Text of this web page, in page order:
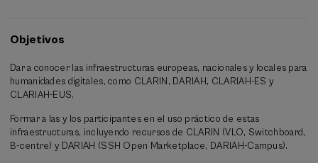
Objetivos
Dar a conocer las infraestructuras europeas, nacionales y locales para
humanidades digitales, como CLARIN, DARIAH, CLARIAH-ES y
CLARIAH-EUS.
Formar a las y los participantes en el uso práctico de estas
infraestructuras, incluyendo recursos de CLARIN (VLO, Switchboard,
B-centre) y DARIAH (SSH Open Marketplace, DARIAH-Campus).